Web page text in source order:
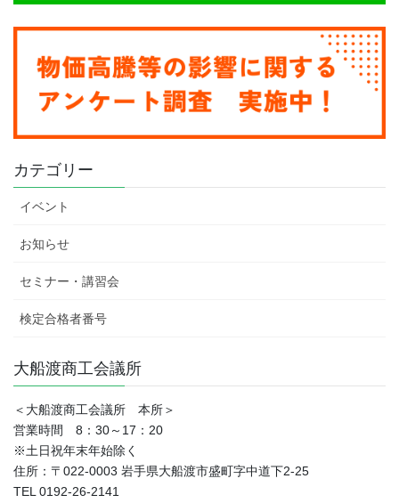
カテゴリー
イベント
お知らせ
セミナー・講習会
検定合格者番号
大船渡商工会議所
＜大船渡商工会議所 本所＞
営業時間 8：30～17：20
※土日祝年末年始除く
住所：〒022-0003 岩手県大船渡市盛町字中道下2-25
TEL 0192-26-2141